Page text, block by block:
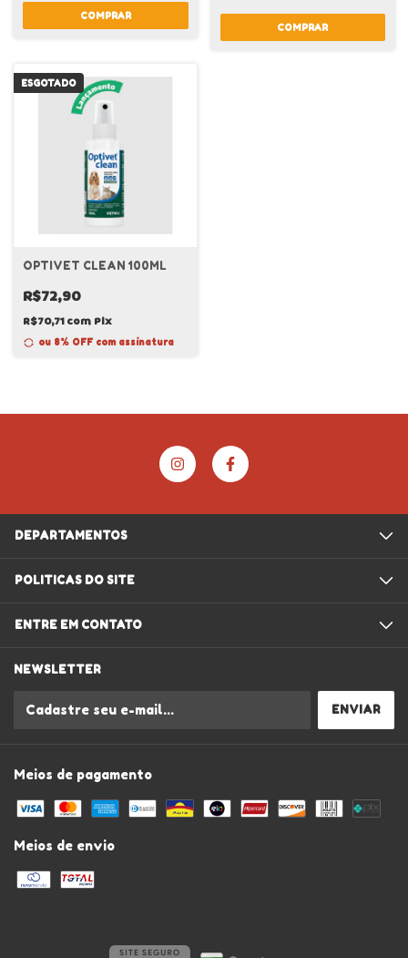
COMPRAR
COMPRAR
ESGOTADO
OPTIVET CLEAN 100ML
R$72,90
R$70,71com Pix
ou 8% OFF com assinatura
DEPARTAMENTOS
POLITICAS DO SITE
ENTRE EM CONTATO
NEWSLETTER
Meios de pagamento
Meios de envio